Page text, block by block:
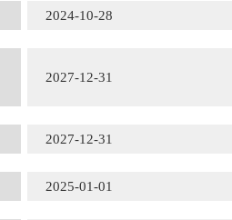
2024-10-28
2027-12-31
2027-12-31
2025-01-01